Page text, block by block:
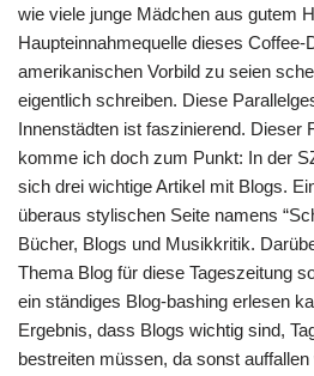
wie viele junge Mädchen aus gutem
Haupteinnahmequelle dieses Coffee-
amerikanischen Vorbild zu seien
eigentlich schreiben. Diese
Innenstädten ist faszinierend. Dieser
komme ich doch zum Punkt: In der
sich drei wichtige Artikel mit Blogs.
überaus stylischen Seite namens
Bücher, Blogs und Musikkritik.
Thema Blog für diese Tageszeitung
ein ständiges Blog-bashing erlesen
Ergebnis, dass Blogs wichtig sind,
bestreiten müssen, da sonst